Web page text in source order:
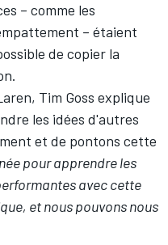
– comme les
– étaient
de copier la
Tim Goss explique
les idées d'autres
et de pontons cette
pour apprendre les
avec cette
et nous pouvons nous